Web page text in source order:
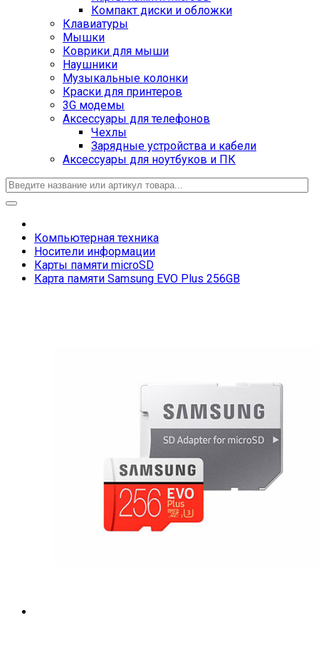
Компакт диски и обложки
Клавиатуры
Мышки
Коврики для мыши
Наушники
Музыкальные колонки
Краски для принтеров
3G модемы
Аксессуары для телефонов
Чехлы
Зарядные устройства и кабели
Аксессуары для ноутбуков и ПК
Компьютерная техника
Носители информации
Карты памяти microSD
Карта памяти Samsung EVO Plus 256GB